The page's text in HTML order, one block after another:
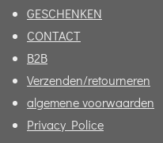
GESCHENKEN
CONTACT
B2B
Verzenden/retourneren
algemene voorwaarden
Privacy Police